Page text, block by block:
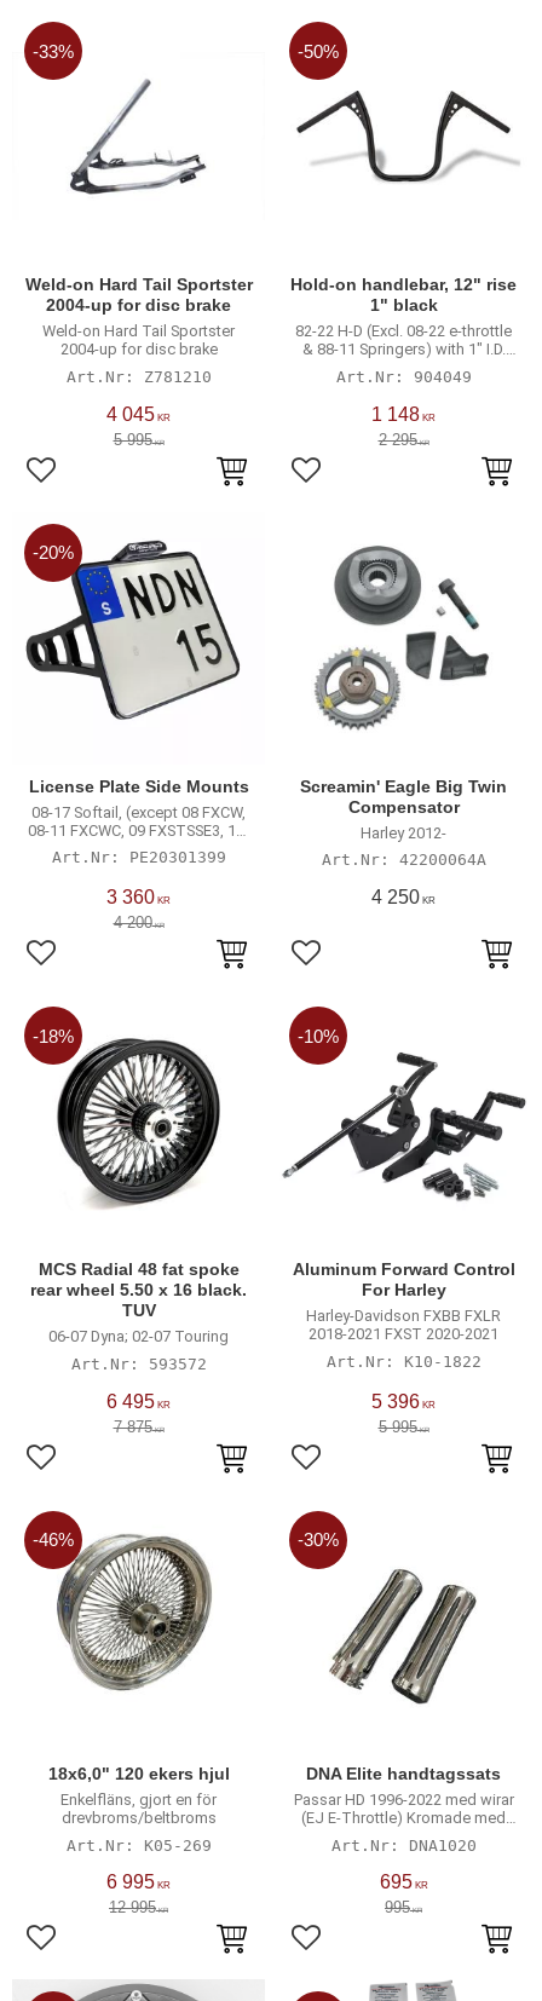
Weld-on Hard Tail Sportster
2004-up for disc brake
Weld-on Hard Tail Sportster
2004-up for disc brake
Z781210
4 045 KR
5 995KR
33%
Lägg till i favoriter
Hold-on handlebar, 12" rise
1" black
82-22 H-D (Excl. 08-22 e-throttle
& 88-11 Springers) with 1" I.D.
risers
904049
1 148 KR
2 295KR
50%
Lägg till i favoriter
License Plate Side Mounts
08-17 Softail, (except 08 FXCW,
08-11 FXCWC, 09 FXSTSSE3, 13-
14 FXSBSE, 14-17 FXSB, 16-17
FXSE)
PE20301399
3 360 KR
4 200KR
20%
Lägg till i favoriter
Screamin' Eagle Big Twin
Compensator
Harley 2012-
42200064A
4 250 KR
Lägg till i favoriter
MCS Radial 48 fat spoke
rear wheel 5.50 x 16 black.
TUV
06-07 Dyna; 02-07 Touring
593572
6 495 KR
7 875KR
18%
Lägg till i favoriter
Aluminum Forward Control
For Harley
Harley-Davidson FXBB FXLR
2018-2021 FXST 2020-2021
K10-1822
5 396 KR
5 995KR
10%
Lägg till i favoriter
18x6,0" 120 ekers hjul
Enkelfläns, gjort en för
drevbroms/beltbroms
K05-269
6 995 KR
12 995KR
46%
Lägg till i favoriter
DNA Elite handtagssats
Passar HD 1996-2022 med wirar
(EJ E-Throttle) Kromade med
DNA1020
695KR
995KR
30%
Lägg till i favoriter